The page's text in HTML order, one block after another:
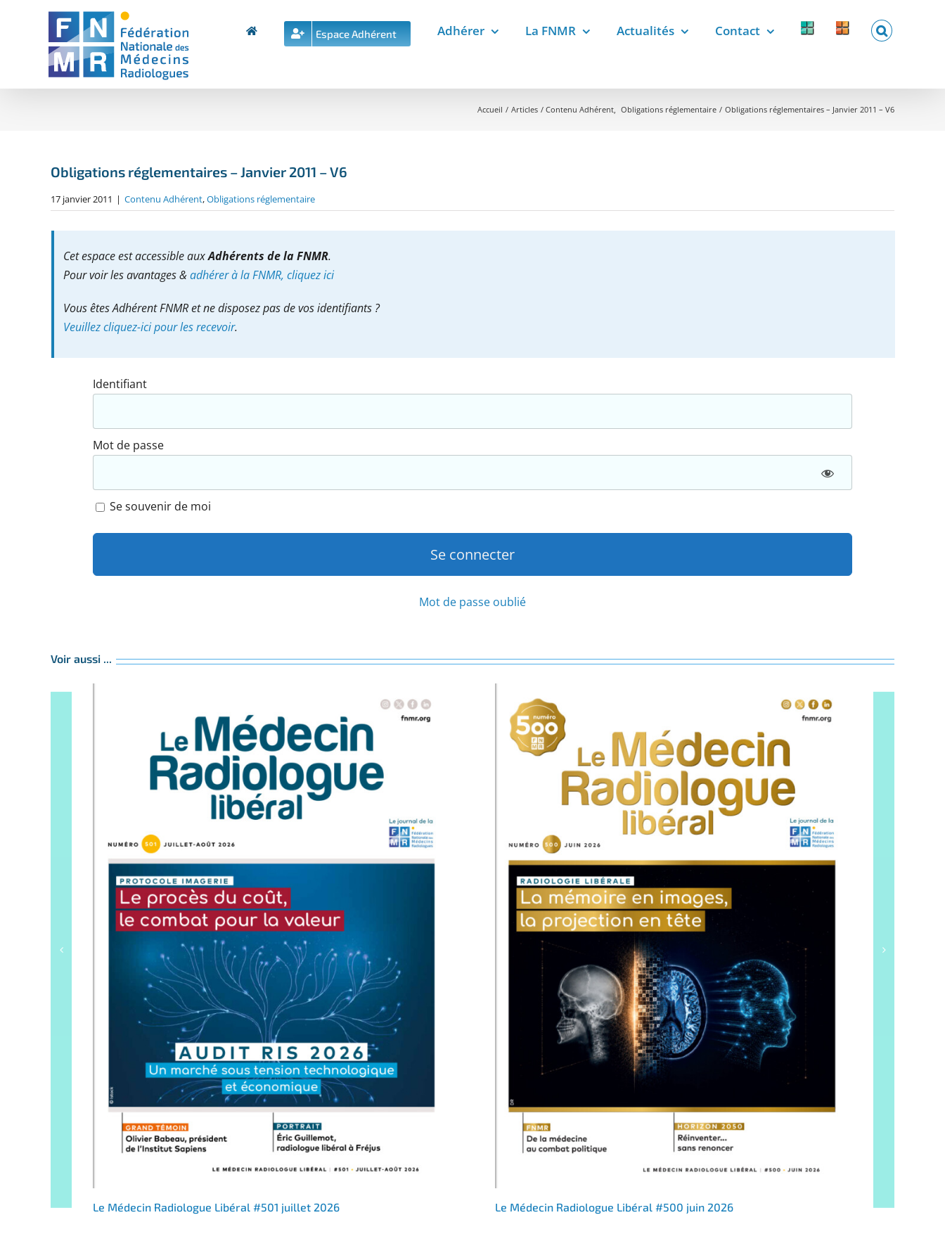
Espace Adhérent Adhérer La FNMR Actualités Contact ForcomedLabelix
Accueil Articles Contenu Adhérent Obligations réglementaire Obligations réglementaires – Janvier 2011 – V6
Obligations réglementaires – Janvier 2011 – V6
17 janvier 2011 | Contenu Adhérent,Obligations réglementaire
Cet espace est accessible auxAdhérents de la FNMR.
Pour voir les avantages &adhérer à la FNMR, cliquez ici
Vous êtes Adhérent FNMR et ne disposez pas de vos identifiants ?
Veuillez cliquez-ici pour les recevoir.
Identifiant
Mot de passe
Se souvenir de moi
Mot de passe oublié
Voir aussi ...
Le Médecin Radiologue Libéral #501 juillet 2026 Le Médecin Radiologue Libéral #500 juin 2026